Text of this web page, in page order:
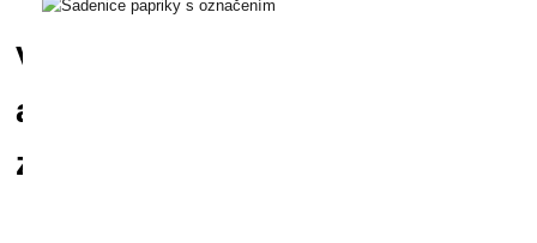
Výsadba
a
zalievanie